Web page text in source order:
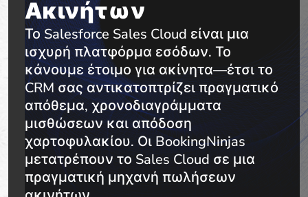
Ακινήτων
Το Salesforce Sales Cloud είναι μια
ισχυρή πλατφόρμα εσόδων. Το
κάνουμε έτοιμο για ακίνητα—έτσι το
CRM σας αντικατοπτρίζει πραγματικό
απόθεμα, χρονοδιαγράμματα
μισθώσεων και απόδοση
χαρτοφυλακίου. Οι BookingNinjas
μετατρέπουν το Sales Cloud σε μια
πραγματική μηχανή πωλήσεων